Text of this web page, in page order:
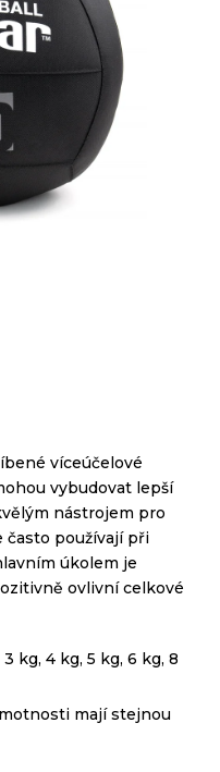
víceúčelové
vybudovat lepší
nástrojem pro
používají při
úkolem je
ovlivní celkové
kg, 4 kg, 5 kg, 6 kg, 8
mají stejnou